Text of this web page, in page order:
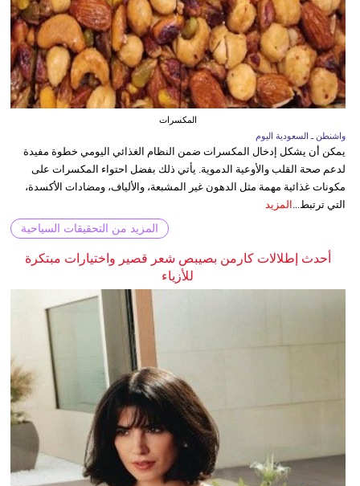
المكسرات
واشنطن ـ السعودية اليوم
يمكن أن يشكل إدخال المكسرات ضمن النظام الغذائي اليومي خطوة مفيدة
لدعم صحة القلب والأوعية الدموية. يأتي ذلك بفضل احتواء المكسرات على
مكونات غذائية مهمة مثل الدهون غير المشبعة، والألياف، ومضادات الأكسدة،
التي ترتبط... المزيد
المزيد من التحقيقات السياحية
أحدث إطلالات كارمن بصيبص شعر قصير واختيارات مبتكرة
للأزياء